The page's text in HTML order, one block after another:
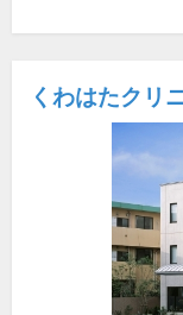
くわはたクリ